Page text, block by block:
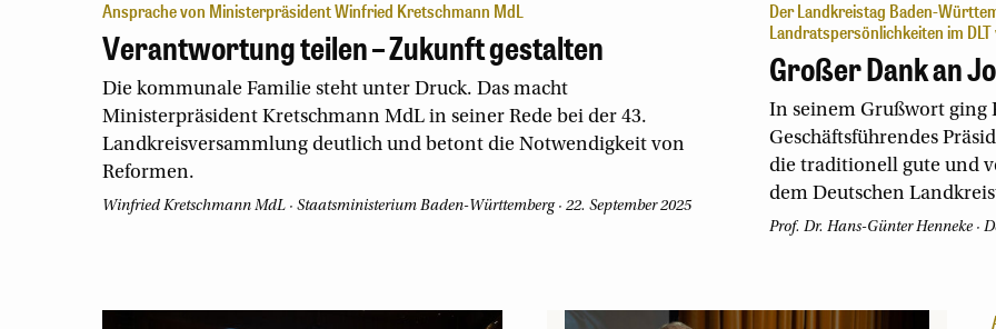
Ansprache von Ministerpräsident Winfried Kretschmann MdL
Verantwortung teilen – Zukunft gestalten
Die kommunale Familie steht unter Druck. Das macht
Ministerpräsident Kretschmann MdL in seiner Rede bei der 43.
Landkreisversammlung deutlich und betont die Notwendigkeit von
Reformen.
Winfried Kretschmann MdL · Staatsministerium Baden-Württemberg· 22. September 2025
Der Landkreistag Baden-
Landratspersönlichkeiten im
Großer Dank an
In seinem Grußwort ging
Geschäftsführendes
die traditionell gute und
dem Deutschen
Prof. Dr. Hans-Günter Henneke ·